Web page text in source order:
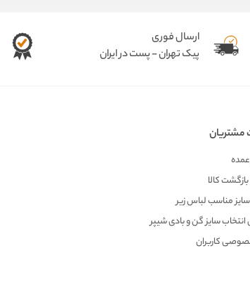
ارسال فوری
پیک تهران - پست در ایران
مشتریان
کالا
مناسب لباس زیر
انتخاب سایز گن و بادی شیپر
کاربران